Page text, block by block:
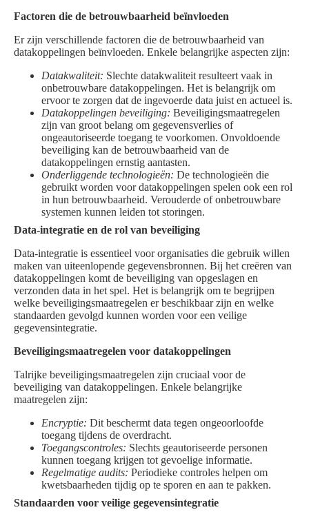
Factoren die de betrouwbaarheid beïnvloeden
Er zijn verschillende factoren die de betrouwbaarheid van
datakoppelingen beïnvloeden. Enkele belangrijke aspecten zijn:
Datakwaliteit: Slechte datakwaliteit resulteert vaak in
onbetrouwbare datakoppelingen. Het is belangrijk om
ervoor te zorgen dat de ingevoerde data juist en actueel is.
Datakoppelingen beveiliging: Beveiligingsmaatregelen
zijn van groot belang om gegevensverlies of
ongeautoriseerde toegang te voorkomen. Onvoldoende
beveiliging kan de betrouwbaarheid van de
datakoppelingen ernstig aantasten.
Onderliggende technologieën: De technologieën die
gebruikt worden voor datakoppelingen spelen ook een rol
in hun betrouwbaarheid. Verouderde of onbetrouwbare
systemen kunnen leiden tot storingen.
Data-integratie en de rol van beveiliging
Data-integratie is essentieel voor organisaties die gebruik willen
maken van uiteenlopende gegevensbronnen. Bij het creëren van
datakoppelingen komt de beveiliging van opgeslagen en
verzonden data in het spel. Het is belangrijk om te begrijpen
welke beveiligingsmaatregelen er beschikbaar zijn en welke
standaarden gevolgd kunnen worden voor een veilige
gegevensintegratie.
Beveiligingsmaatregelen voor datakoppelingen
Talrijke beveiligingsmaatregelen zijn cruciaal voor de
beveiliging van datakoppelingen. Enkele belangrijke
maatregelen zijn:
Encryptie: Dit beschermt data tegen ongeoorloofde
toegang tijdens de overdracht.
Toegangscontroles: Slechts geautoriseerde personen
kunnen toegang krijgen tot gevoelige informatie.
Regelmatige audits: Periodieke controles helpen om
kwetsbaarheden tijdig op te sporen en aan te pakken.
Standaarden voor veilige gegevensintegratie